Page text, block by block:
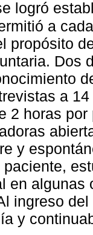
logró
a
propósito
Dos
a
2 horas
y
en algunas
ingreso
y